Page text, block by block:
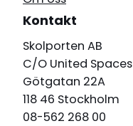
Kontakt
Skolporten AB
C/O United Spaces
Götgatan 22A
118 46 Stockholm
08-562 268 00